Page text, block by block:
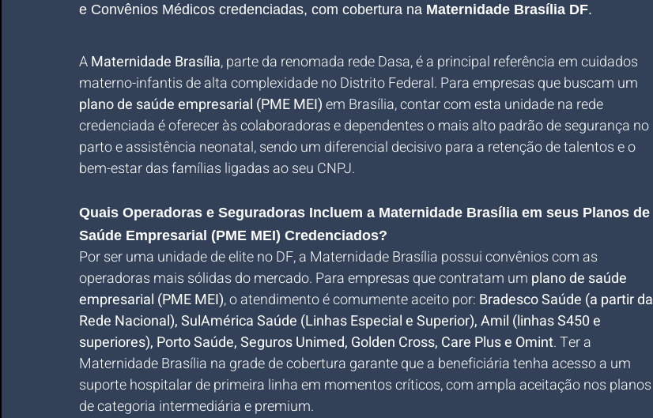
e Convênios Médicos credenciadas, com cobertura na Maternidade Brasília DF.
A Maternidade Brasília, parte da renomada rede Dasa, é a principal referência em cuidados
materno-infantis de alta complexidade no Distrito Federal. Para empresas que buscam um
plano de saúde empresarial (PME MEI) em Brasília, contar com esta unidade na rede
credenciada é oferecer às colaboradoras e dependentes o mais alto padrão de segurança no
parto e assistência neonatal, sendo um diferencial decisivo para a retenção de talentos e o
bem-estar das famílias ligadas ao seu CNPJ.
Quais Operadoras e Seguradoras Incluem a Maternidade Brasília em seus Planos de
Saúde Empresarial (PME MEI) Credenciados?
Por ser uma unidade de elite no DF, a Maternidade Brasília possui convênios com as
operadoras mais sólidas do mercado. Para empresas que contratam um plano de saúde
empresarial (PME MEI), o atendimento é comumente aceito por: Bradesco Saúde (a partir da
Rede Nacional), SulAmérica Saúde (Linhas Especial e Superior), Amil (linhas S450 e
superiores), Porto Saúde, Seguros Unimed, Golden Cross, Care Plus e Omint. Ter a
Maternidade Brasília na grade de cobertura garante que a beneficiária tenha acesso a um
suporte hospitalar de primeira linha em momentos críticos, com ampla aceitação nos planos
de categoria intermediária e premium.